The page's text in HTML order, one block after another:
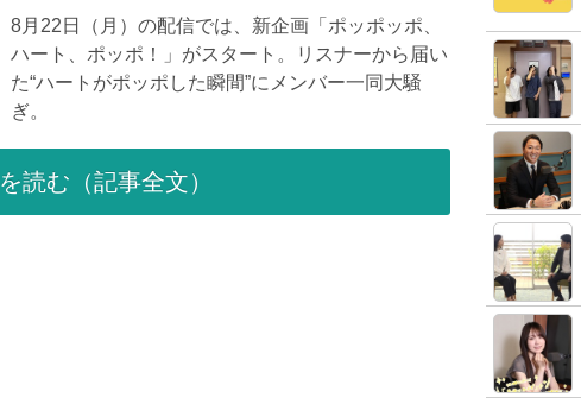
8月22日（月）の配信では、新企画「ポッポッポ、
ハート、ポッポ！」がスタート。リスナーから届い
た“ハートがポッポした瞬間”にメンバー一同大騒
ぎ。
読む（記事全文）